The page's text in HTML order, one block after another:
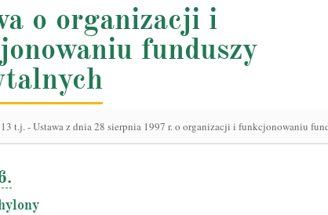
o organizacji i
funduszy
t.j.-Ustawa z dnia 28 sierpnia 1997 r. o organizacji i funkcjonowaniu